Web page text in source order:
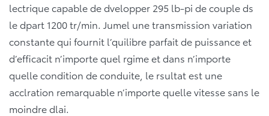
lectrique capable de dvelopper 295 lb-pi de couple ds
le dpart 1200 tr/min. Jumel une transmission variation
constante qui fournit l’quilibre parfait de puissance et
d’efficacit n’importe quel rgime et dans n’importe
quelle condition de conduite, le rsultat est une
acclration remarquable n’importe quelle vitesse sans le
moindre dlai.